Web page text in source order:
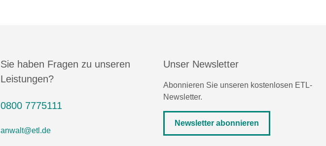
Sie haben Fragen zu unseren
Leistungen?
0800 7775111
anwalt@etl.de
Unser Newsletter
Abonnieren Sie unseren kostenlosen ETL-
Newsletter.
Newsletter abonnieren